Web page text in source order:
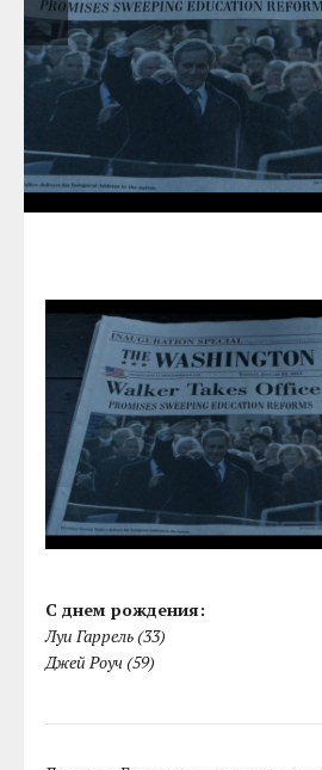
С днем рождения:
Луи Гаррель (33)
Джей Роуч (59)